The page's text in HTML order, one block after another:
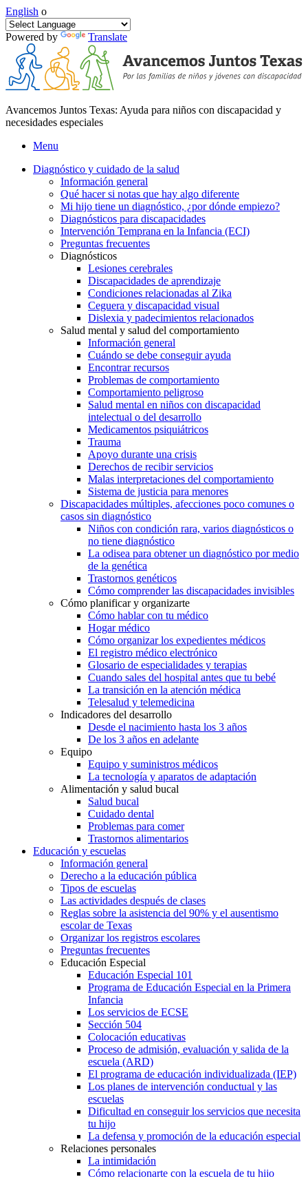
English o
Powered by Translate
Avancemos Juntos Texas: Ayuda para niños con discapacidad y
necesidades especiales
Menu
Diagnóstico y cuidado de la salud
Información general
Qué hacer si notas que hay algo diferente
Mi hijo tiene un diagnóstico, ¿por dónde empiezo?
Diagnósticos para discapacidades
Intervención Temprana en la Infancia (ECI)
Preguntas frecuentes
Diagnósticos
Lesiones cerebrales
Discapacidades de aprendizaje
Condiciones relacionadas al Zika
Ceguera y discapacidad visual
Dislexia y padecimientos relacionados
Salud mental y salud del comportamiento
Información general
Cuándo se debe conseguir ayuda
Encontrar recursos
Problemas de comportamiento
Comportamiento peligroso
Salud mental en niños con discapacidad
intelectual o del desarrollo
Medicamentos psiquiátricos
Trauma
Apoyo durante una crisis
Derechos de recibir servicios
Malas interpretaciones del comportamiento
Sistema de justicia para menores
Discapacidades múltiples, afecciones poco comunes o
casos sin diagnóstico
Niños con condición rara, varios diagnósticos o
no tiene diagnóstico
La odisea para obtener un diagnóstico por medio
de la genética
Trastornos genéticos
Cómo comprender las discapacidades invisibles
Cómo planificar y organizarte
Cómo hablar con tu médico
Hogar médico
Cómo organizar los expedientes médicos
El registro médico electrónico
Glosario de especialidades y terapias
Cuando sales del hospital antes que tu bebé
La transición en la atención médica
Telesalud y telemedicina
Indicadores del desarrollo
Desde el nacimiento hasta los 3 años
De los 3 años en adelante
Equipo
Equipo y suministros médicos
La tecnología y aparatos de adaptación
Alimentación y salud bucal
Salud bucal
Cuidado dental
Problemas para comer
Trastornos alimentarios
Educación y escuelas
Información general
Derecho a la educación pública
Tipos de escuelas
Las actividades después de clases
Reglas sobre la asistencia del 90% y el ausentismo
escolar de Texas
Organizar los registros escolares
Preguntas frecuentes
Educación Especial
Educación Especial 101
Programa de Educación Especial en la Primera
Infancia
Los servicios de ECSE
Sección 504
Colocación educativas
Proceso de admisión, evaluación y salida de la
escuela (ARD)
El programa de educación individualizada (IEP)
Los planes de intervención conductual y las
escuelas
Dificultad en conseguir los servicios que necesita
tu hijo
La defensa y promoción de la educación especial
Relaciones personales
La intimidación
Cómo relacionarte con la escuela de tu hijo